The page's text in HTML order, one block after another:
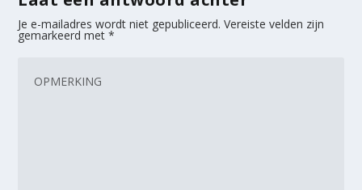
Je e-mailadres wordt niet gepubliceerd. Vereiste velden zijn
gemarkeerd met*